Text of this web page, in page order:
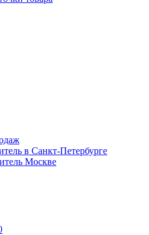
в Санкт-Петербурге
Москве